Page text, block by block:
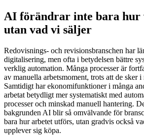
AI förändrar inte bara hur
utan vad vi säljer
Redovisnings- och revisionsbranschen har
digitalisering, men ofta i betydelsen bättre
verklig automation. Många processer är
av manuella arbetsmoment, trots att de sker
Samtidigt har ekonomifunktioner i många
arbetat betydligt mer systematiskt med
processer och minskad manuell hantering.
bakgrunden AI blir så omvälvande för
bara hur arbetet utförs, utan gradvis också
upplever sig köpa.